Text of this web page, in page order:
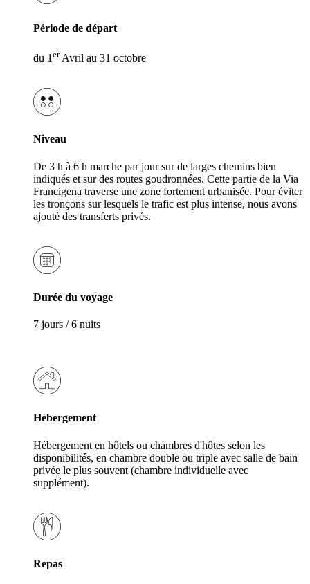
Période de départ
du 1 erAvril au 31 octobre
Niveau
De 3 h à 6 h marche par jour sur de larges chemins bien
indiqués et sur des routes goudronnées. Cette partie de la Via
Francigena traverse une zone fortement urbanisée. Pour éviter
les tronçons sur lesquels le trafic est plus intense, nous avons
ajouté des transferts privés.
Durée du voyage
7 jours / 6 nuits
Hébergement
Hébergement en hôtels ou chambres d'hôtes selon les
disponibilités, en chambre double ou triple avec salle de bain
privée le plus souvent (chambre individuelle avec
supplément).
Repas